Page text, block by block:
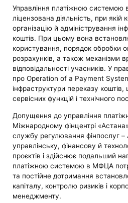
Управління платіжною
ліцензована діяльність, при
організацію й адміністрування
коштів. При цьому вона
користування, порядок обробки
розрахунків, а також механізми
відповідальності учасників. У
про Operation of a Payment
інфраструктури переказу
сервісних функцій і технічного
Допущення до управління
Міжнародному фінцентрі
службу регулювання фінпослуг –
управлінську, фінансову й
проєктів і здійснює подальший
платіжною системою в МФЦА
та постійне дотримання
капіталу, контролю ризиків і
менеджменту.